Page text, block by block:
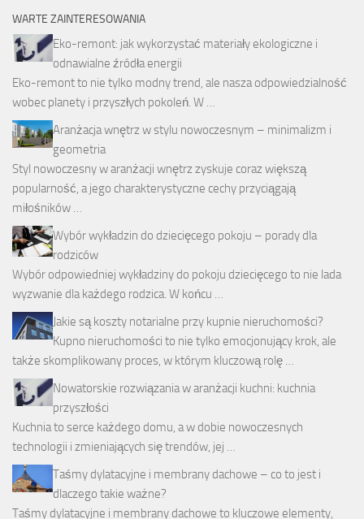
WARTE ZAINTERESOWANIA
Eko-remont: jak wykorzystać materiały ekologiczne i
odnawialne źródła energii
Eko-remont to nie tylko modny trend, ale nasza odpowiedzialność
wobec planety i przyszłych pokoleń. W …
Aranżacja wnętrz w stylu nowoczesnym – minimalizm i
geometria
Styl nowoczesny w aranżacji wnętrz zyskuje coraz większą
popularność, a jego charakterystyczne cechy przyciągają
miłośników …
Wybór wykładzin do dziecięcego pokoju – porady dla
rodziców
Wybór odpowiedniej wykładziny do pokoju dziecięcego to nie lada
wyzwanie dla każdego rodzica. W końcu …
Jakie są koszty notarialne przy kupnie nieruchomości?
Kupno nieruchomości to nie tylko emocjonujący krok, ale
także skomplikowany proces, w którym kluczową rolę …
Nowatorskie rozwiązania w aranżacji kuchni: kuchnia
przyszłości
Kuchnia to serce każdego domu, a w dobie nowoczesnych
technologii i zmieniających się trendów, jej …
Taśmy dylatacyjne i membrany dachowe – co to jest i
dlaczego takie ważne?
Taśmy dylatacyjne i membrany dachowe to kluczowe elementy,